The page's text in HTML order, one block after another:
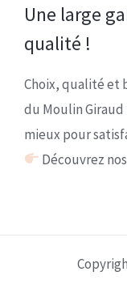
Une large
qualité !
Choix, qualité et
du Moulin
mieux pour
Découvrez nos